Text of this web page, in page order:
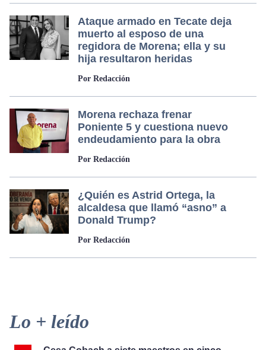
Ataque armado en Tecate deja
muerto al esposo de una
regidora de Morena; ella y su
hija resultaron heridas
Por Redacción
Morena rechaza frenar
Poniente 5 y cuestiona nuevo
endeudamiento para la obra
Por Redacción
¿Quién es Astrid Ortega, la
alcaldesa que llamó “asno” a
Donald Trump?
Por Redacción
Primary
Sidebar
Lo + leído